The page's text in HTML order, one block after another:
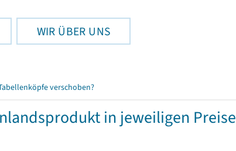
WIR ÜBER UNS
verschoben?
in jeweiligen